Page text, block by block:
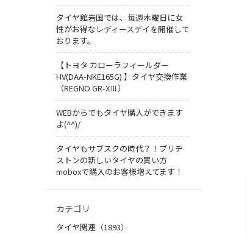
タイヤ館岩国では、毎週木曜日に女
性がお得なレディースデイを開催して
おります。
【トヨタ カローラフィールダー
HV(DAA-NKE165G) 】タイヤ交換作業
（REGNO GR-XⅢ）
WEBからでもタイヤ購入ができます
よ(^^)/
タイヤもサブスクの時代？！ブリヂ
ストンの新しいタイヤの買い方
moboxで購入のお客様増えてます！
カテゴリ
タイヤ関連（1893）